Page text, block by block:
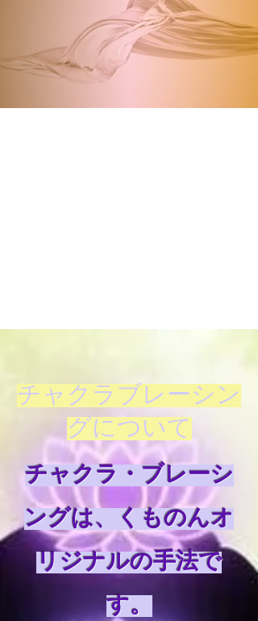
チャクラブレーシン
グについて
チャクラ・ブレーシ
ングは、くものんオ
リジナルの手法で
す。